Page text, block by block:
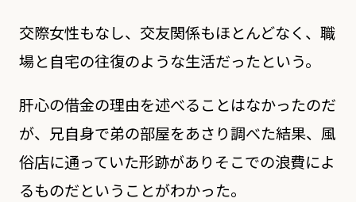
交際女性もなし、交友関係もほとんどなく、職
場と自宅の往復のような生活だったという。
肝心の借金の理由を述べることはなかったのだ
が、兄自身で弟の部屋をあさり調べた結果、風
俗店に通っていた形跡がありそこでの浪費によ
るものだということがわかった。